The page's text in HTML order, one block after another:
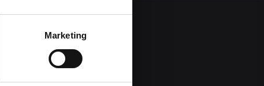
Marketing
Contact